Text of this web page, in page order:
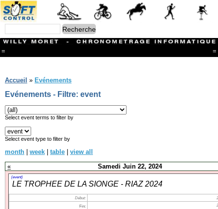
= =
Branches
CONTACT
Ski ALPIN
Triathlon
Ski Nordique
Courses à pieds
Athlétisme
Slalom In-Line
Caisse à savon
Coupe "Journal La Gruyère"
Hippisme
Marche
Archives
Accueil » Evénements
Evénements - Filtre: event
Select event terms to filter by
Select event type to filter by
month | week | table | view all
«
Samedi Juin 22, 2024
(event)
LE TROPHEE DE LA SIONGE - RIAZ 2024
Début:
Fin: